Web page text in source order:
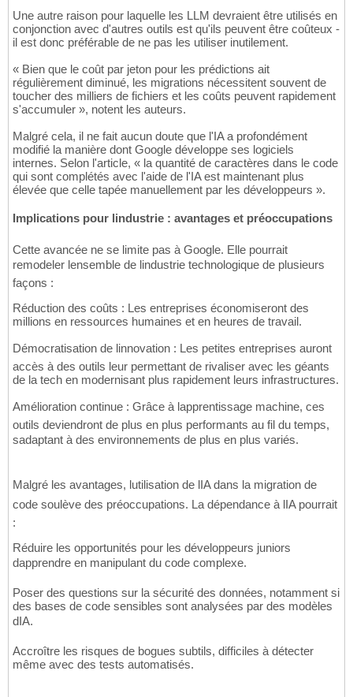
Une autre raison pour laquelle les LLM devraient être utilisés en
conjonction avec d'autres outils est qu'ils peuvent être coûteux -
il est donc préférable de ne pas les utiliser inutilement.
« Bien que le coût par jeton pour les prédictions ait
régulièrement diminué, les migrations nécessitent souvent de
toucher des milliers de fichiers et les coûts peuvent rapidement
s'accumuler », notent les auteurs.
Malgré cela, il ne fait aucun doute que l'IA a profondément
modifié la manière dont Google développe ses logiciels
internes. Selon l'article, « la quantité de caractères dans le code
qui sont complétés avec l'aide de l'IA est maintenant plus
élevée que celle tapée manuellement par les développeurs ».
Implications pour lindustrie : avantages et préoccupations
Cette avancée ne se limite pas à Google. Elle pourrait
remodeler lensemble de lindustrie technologique de plusieurs
façons :
Réduction des coûts : Les entreprises économiseront des
millions en ressources humaines et en heures de travail.
Démocratisation de linnovation : Les petites entreprises auront
accès à des outils leur permettant de rivaliser avec les géants
de la tech en modernisant plus rapidement leurs infrastructures.
Amélioration continue : Grâce à lapprentissage machine, ces
outils deviendront de plus en plus performants au fil du temps,
sadaptant à des environnements de plus en plus variés.
Malgré les avantages, lutilisation de lIA dans la migration de
code soulève des préoccupations. La dépendance à lIA pourrait
:
Réduire les opportunités pour les développeurs juniors
dapprendre en manipulant du code complexe.
Poser des questions sur la sécurité des données, notamment si
des bases de code sensibles sont analysées par des modèles
dIA.
Accroître les risques de bogues subtils, difficiles à détecter
même avec des tests automatisés.